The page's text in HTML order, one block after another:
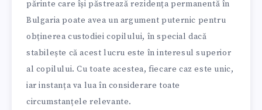
părinte care își păstrează rezidența permanentă în
Bulgaria poate avea un argument puternic pentru
obținerea custodiei copilului, în special dacă
stabilește că acest lucru este în interesul superior
al copilului. Cu toate acestea, fiecare caz este unic,
iar instanța va lua în considerare toate
circumstanțele relevante.